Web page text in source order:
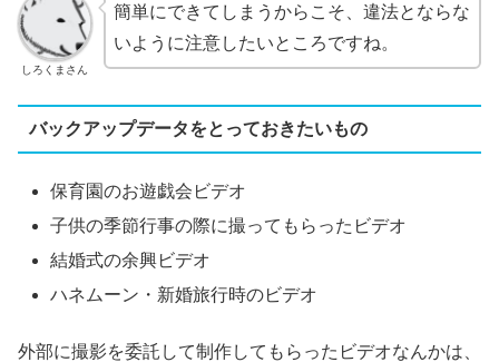
しろくまさん
簡単にできてしまうからこそ、違法とならな
いように注意したいところですね。
バックアップデータをとっておきたいもの
保育園のお遊戯会ビデオ
子供の季節行事の際に撮ってもらったビデオ
結婚式の余興ビデオ
ハネムーン・新婚旅行時のビデオ
外部に撮影を委託して制作してもらったビデオなんかは、